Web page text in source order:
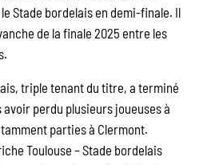
Stade bordelais en demi-finale. Il
de la finale 2025 entre les
triple tenant du titre, a terminé
perdu plusieurs joueuses à
parties à Clermont.
Toulouse – Stade bordelais